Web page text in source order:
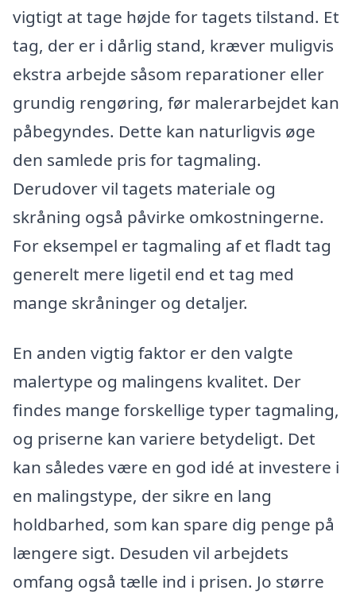
vigtigt at tage højde for tagets tilstand. Et
tag, der er i dårlig stand, kræver muligvis
ekstra arbejde såsom reparationer eller
grundig rengøring, før malerarbejdet kan
påbegyndes. Dette kan naturligvis øge
den samlede pris for tagmaling.
Derudover vil tagets materiale og
skråning også påvirke omkostningerne.
For eksempel er tagmaling af et fladt tag
generelt mere ligetil end et tag med
mange skråninger og detaljer.
En anden vigtig faktor er den valgte
malertype og malingens kvalitet. Der
findes mange forskellige typer tagmaling,
og priserne kan variere betydeligt. Det
kan således være en god idé at investere i
en malingstype, der sikre en lang
holdbarhed, som kan spare dig penge på
længere sigt. Desuden vil arbejdets
omfang også tælle ind i prisen. Jo større